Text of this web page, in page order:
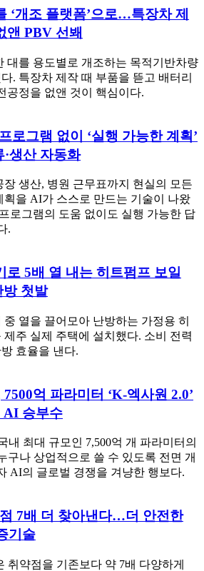
‘개조 플랫폼’으로…특장차 제
앤 PBV 선봬
대를 용도별로 개조하는 목적기반차량
. 특장차 제작 때 부품을 뜯고 배터리
공정을 없앤 것이 핵심이다.
로그램 없이 ‘실행 가능한 계획’
생산 자동화
장 생산, 병원 근무표까지 현실의 모든
획을 AI가 스스로 만드는 기술이 나왔
로그램의 도움 없이도 실행 가능한 답
.
로 5배 열 내는 히트펌프 보일
첫발
열을 끌어모아 난방하는 가정용 히
제주 실제 주택에 설치했다. 소비 전력
효율을 낸다.
억 파라미터 ‘K-엑사원 2.0’
승부수
내 최대 규모인 7,500억 개 파라미터의
구나 상업적으로 쓸 수 있도록 전면 개
AI의 글로벌 경쟁을 겨냥한 행보다.
7배 더 찾아낸다…더 안전한
기술
취약점을 기존보다 약 7배 다양하게